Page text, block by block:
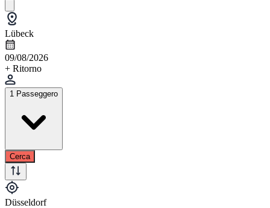
Lübeck
09/08/2026
+ Ritorno
1 Passeggero
Cerca
Düsseldorf